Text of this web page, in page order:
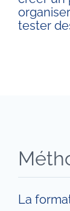
tester
La